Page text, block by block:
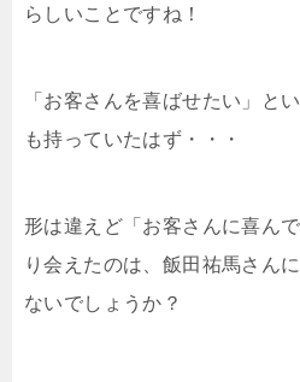
らしいことですね！
「お客さんを喜ばせたい」と
も持っていたはず・・・
形は違えど「お客さんに喜ん
り会えたのは、飯田祐馬さん
ないでしょうか？